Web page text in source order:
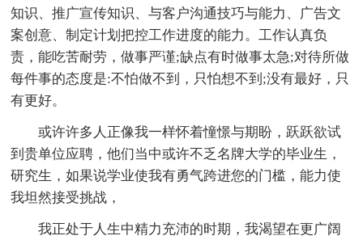
知识、推广宣传知识、与客户沟通技巧与能力、广告文
案创意、制定计划把控工作进度的能力。工作认真负
责，能吃苦耐劳，做事严谨;缺点有时做事太急;对待所做
每件事的态度是:不怕做不到，只怕想不到;没有最好，只
有更好。
或许许多人正像我一样怀着憧憬与期盼，跃跃欲试
到贵单位应聘，他们当中或许不乏名牌大学的毕业生，
研究生，如果说学业使我有勇气跨进您的门槛，能力使
我坦然接受挑战，
我正处于人生中精力充沛的时期，我渴望在更广阔